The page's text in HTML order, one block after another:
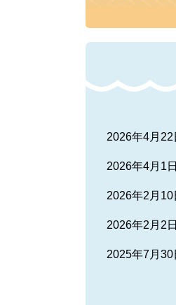
2026年4月22
2026年4月1
2026年2月10
2026年2月2
2025年7月30